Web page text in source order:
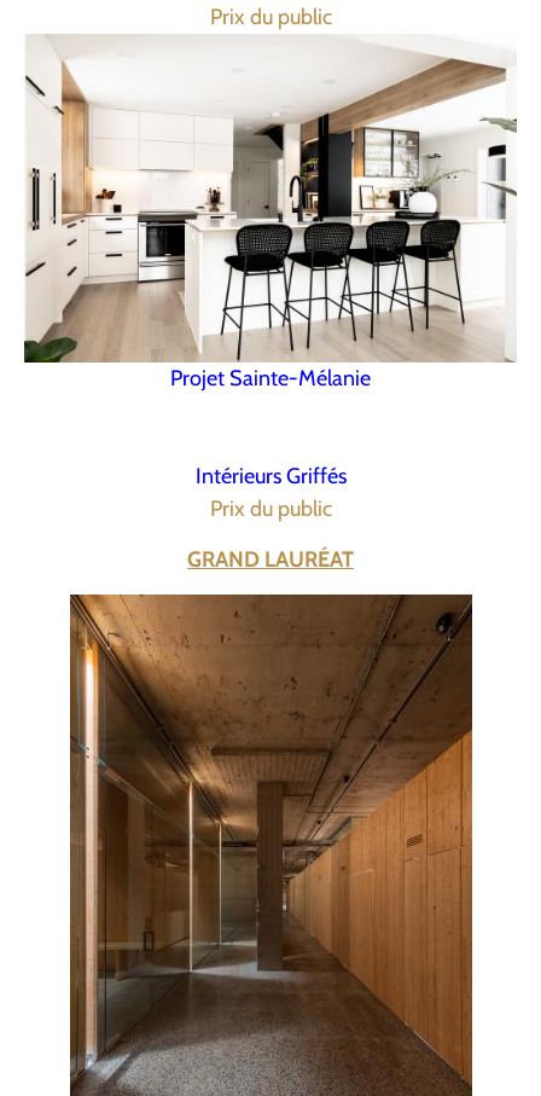
Prix du public
Projet Sainte-Mélanie
Intérieurs Griffés
Prix du public
GRAND LAURÉAT